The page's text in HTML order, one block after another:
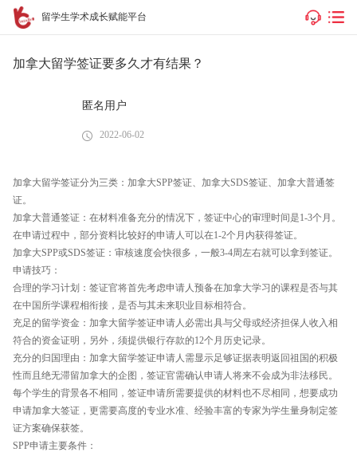
留学生学术成长赋能平台
加拿大留学签证要多久才有结果？
匿名用户
2022-06-02
加拿大留学签证分为三类：加拿大SPP签证、加拿大SDS签证、加拿大普通签
证。
加拿大普通签证：在材料准备充分的情况下，签证中心的审理时间是1-3个月。
在申请过程中，部分资料比较好的申请人可以在1-2个月内获得签证。
加拿大SPP或SDS签证：审核速度会快很多，一般3-4周左右就可以拿到签证。
申请技巧：
合理的学习计划：签证官将首先考虑申请人预备在加拿大学习的课程是否与其
在中国所学课程相衔接，是否与其未来职业目标相符合。
充足的留学资金：加拿大留学签证申请人必需出具与父母或经济担保人收入相
符合的资金证明，另外，须提供银行存款的12个月历史记录。
充分的归国理由：加拿大留学签证申请人需显示足够证据表明返回祖国的积极
性而且绝无滞留加拿大的企图，签证官需确认申请人将来不会成为非法移民。
每个学生的背景各不相同，签证申请所需要提供的材料也不尽相同，想要成功
申请加拿大签证，更需要高度的专业水准、经验丰富的专家为学生量身制定签
证方案确保获签。
SPP申请主要条件：